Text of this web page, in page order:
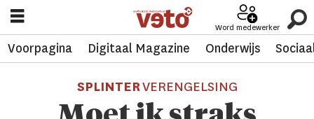
Word medewerker
Voorpagina Digitaal Magazine Onderwijs
SPLINTERVERENGELSING